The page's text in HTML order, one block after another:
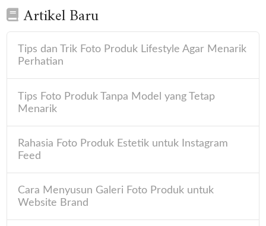
Artikel Baru
Tips dan Trik Foto Produk Lifestyle Agar Menarik
Perhatian
Tips Foto Produk Tanpa Model yang Tetap
Menarik
Rahasia Foto Produk Estetik untuk Instagram
Feed
Cara Menyusun Galeri Foto Produk untuk
Website Brand